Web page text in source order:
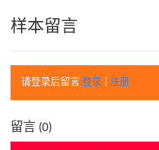
样本留言
请登录后留言 登录 注册
留言 (0)